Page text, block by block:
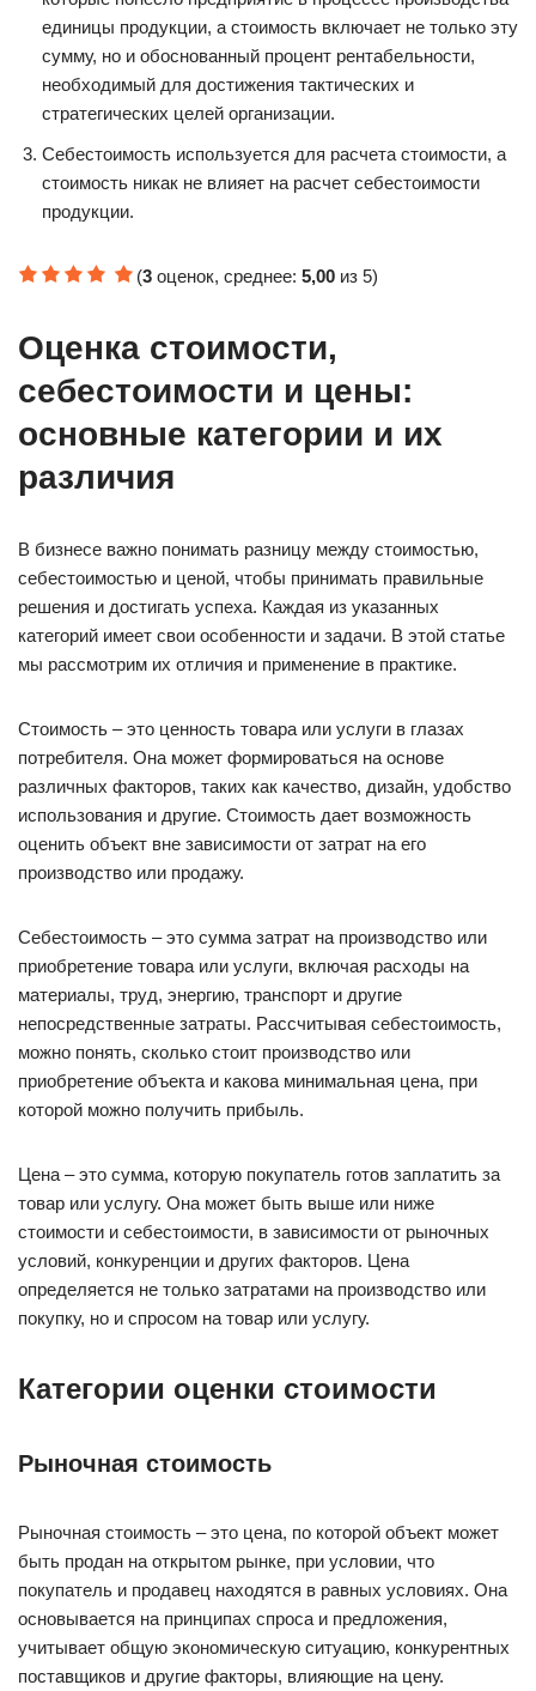
единицы продукции, а стоимость включает не только эту
сумму, но и обоснованный процент рентабельности,
необходимый для достижения тактических и
стратегических целей организации.
Себестоимость используется для расчета стоимости, а
стоимость никак не влияет на расчет себестоимости
продукции.
(3 оценок, среднее: 5,00 из 5)
Оценка стоимости,
себестоимости и цены:
основные категории и их
различия
В бизнесе важно понимать разницу между стоимостью,
себестоимостью и ценой, чтобы принимать правильные
решения и достигать успеха. Каждая из указанных
категорий имеет свои особенности и задачи. В этой статье
мы рассмотрим их отличия и применение в практике.
Стоимость – это ценность товара или услуги в глазах
потребителя. Она может формироваться на основе
различных факторов, таких как качество, дизайн, удобство
использования и другие. Стоимость дает возможность
оценить объект вне зависимости от затрат на его
производство или продажу.
Себестоимость – это сумма затрат на производство или
приобретение товара или услуги, включая расходы на
материалы, труд, энергию, транспорт и другие
непосредственные затраты. Рассчитывая себестоимость,
можно понять, сколько стоит производство или
приобретение объекта и какова минимальная цена, при
которой можно получить прибыль.
Цена – это сумма, которую покупатель готов заплатить за
товар или услугу. Она может быть выше или ниже
стоимости и себестоимости, в зависимости от рыночных
условий, конкуренции и других факторов. Цена
определяется не только затратами на производство или
покупку, но и спросом на товар или услугу.
Категории оценки стоимости
Рыночная стоимость
Рыночная стоимость – это цена, по которой объект может
быть продан на открытом рынке, при условии, что
покупатель и продавец находятся в равных условиях. Она
основывается на принципах спроса и предложения,
учитывает общую экономическую ситуацию, конкурентных
поставщиков и другие факторы, влияющие на цену.